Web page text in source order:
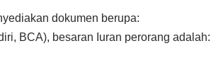
dokumen berupa:
BCA), besaran Iuran perorang adalah: